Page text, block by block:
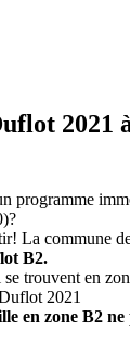
2021
programme
La commune
B2.
trouvent en
2021
en zone B2 ne